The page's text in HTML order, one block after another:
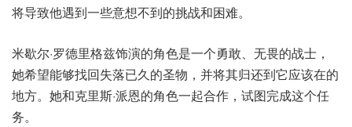
将导致他遇到一些意想不到的挑战和困难。
米歇尔·罗德里格兹饰演的角色是一个勇敢、无畏的战士，
她希望能够找回失落已久的圣物，并将其归还到它应该在的
地方。她和克里斯·派恩的角色一起合作，试图完成这个任
务。